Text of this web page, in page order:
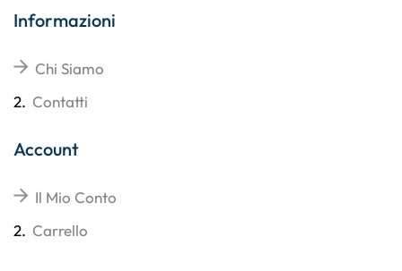
Informazioni
Chi Siamo
2. Contatti
Account
Il Mio Conto
2. Carrello